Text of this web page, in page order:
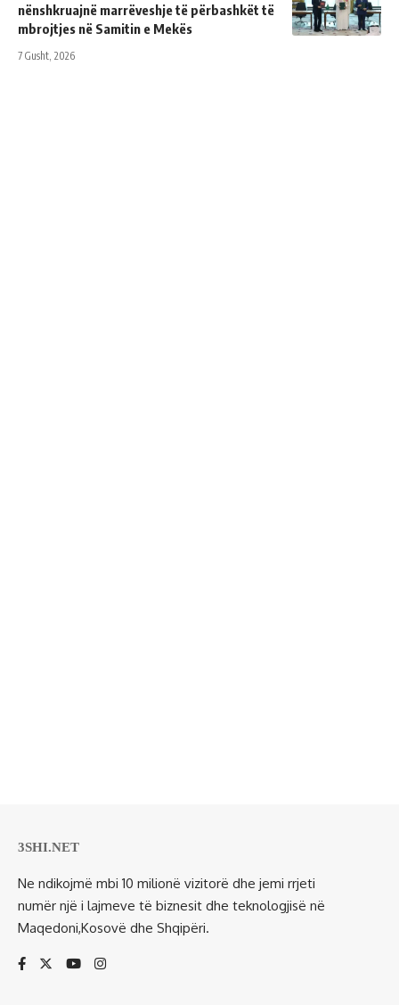
nënshkruajnë marrëveshje të përbashkët të
mbrojtjes në Samitin e Mekës
7 Gusht, 2026
3SHI.NET
Ne ndikojmë mbi 10 milionë vizitorë dhe jemi rrjeti
numër një i lajmeve të biznesit dhe teknologjisë në
Maqedoni,Kosovë dhe Shqipëri.